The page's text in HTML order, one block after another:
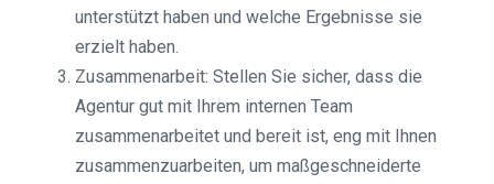
unterstützt haben und welche Ergebnisse sie
erzielt haben.
Zusammenarbeit: Stellen Sie sicher, dass die
Agentur gut mit Ihrem internen Team
zusammenarbeitet und bereit ist, eng mit Ihnen
zusammenzuarbeiten, um maßgeschneiderte